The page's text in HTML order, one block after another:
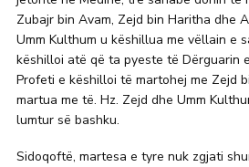
Zubajr bin Avam, Zejd bin Haritha dhe
Umm Kulthum u këshillua me vëllain e
këshilloi atë që ta pyeste të Dërguarin
Profeti e këshilloi të martohej me Zejd
martua me të. Hz. Zejd dhe Umm
lumtur së bashku.
Sidoqoftë, martesa e tyre nuk zgjati